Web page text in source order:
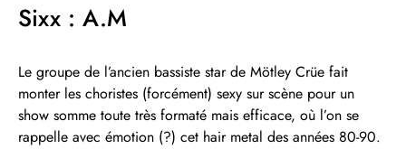
Sixx : A.M
Le groupe de l’ancien bassiste star de Mötley Crüe fait
monter les choristes (forcément) sexy sur scène pour un
show somme toute très formaté mais efficace, où l’on se
rappelle avec émotion (?) cet hair metal des années 80-90.